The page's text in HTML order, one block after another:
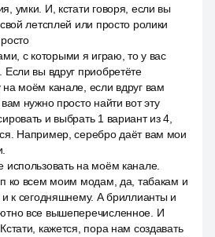
умки. И, кстати говоря, если вы
летсплей или просто ролики
с которыми я играю, то у вас
Если вы вдруг приобретёте
на моём канале, если вдруг вам
нужно просто найти вот эту
и выбрать 1 вариант из 4,
Например, серебро даёт вам мои
на моём канале.
ко всем моим модам, да, табакам и
к сегодняшнему. А бриллианты и
все вышеперечисленное. И
кажется, пора нам создавать